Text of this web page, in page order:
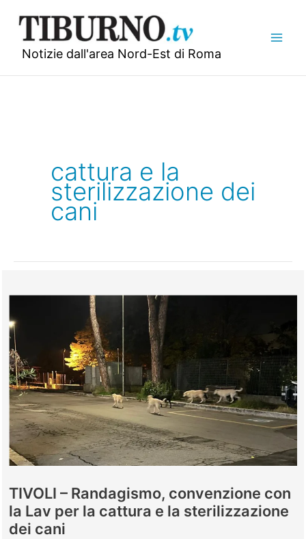
contenuto
Notizie dall'area Nord-Est di Roma
cattura e la
sterilizzazione dei
cani
TIVOLI – Randagismo, convenzione con
la Lav per la cattura e la sterilizzazione
dei cani